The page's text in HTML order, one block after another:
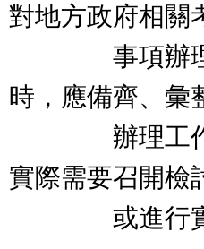
對地方政府相關
事項辦理。
時，應備齊、彙
辦理工作之
實際需要召開檢
或進行實地